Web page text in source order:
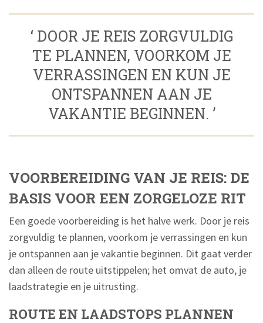
‘ DOOR JE REIS ZORGVULDIG
TE PLANNEN, VOORKOM JE
VERRASSINGEN EN KUN JE
ONTSPANNEN AAN JE
VAKANTIE BEGINNEN. ’
VOORBEREIDING VAN JE REIS: DE
BASIS VOOR EEN ZORGELOZE RIT
Een goede voorbereiding is het halve werk. Door je reis
zorgvuldig te plannen, voorkom je verrassingen en kun
je ontspannen aan je vakantie beginnen. Dit gaat verder
dan alleen de route uitstippelen; het omvat de auto, je
laadstrategie en je uitrusting.
ROUTE EN LAADSTOPS PLANNEN